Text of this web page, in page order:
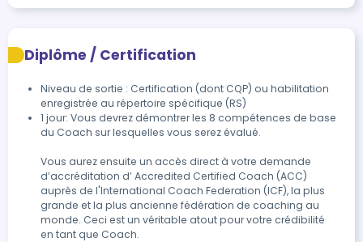
Diplôme / Certification
Niveau de sortie : Certification (dont CQP) ou habilitation
enregistrée au répertoire spécifique (RS)
1 jour: Vous devrez démontrer les 8 compétences de base
du Coach sur lesquelles vous serez évalué.
Vous aurez ensuite un accès direct à votre demande
d’accréditation d’ Accredited Certified Coach (ACC)
auprès de l'International Coach Federation (ICF), la plus
grande et la plus ancienne fédération de coaching au
monde. Ceci est un véritable atout pour votre crédibilité
en tant que Coach.